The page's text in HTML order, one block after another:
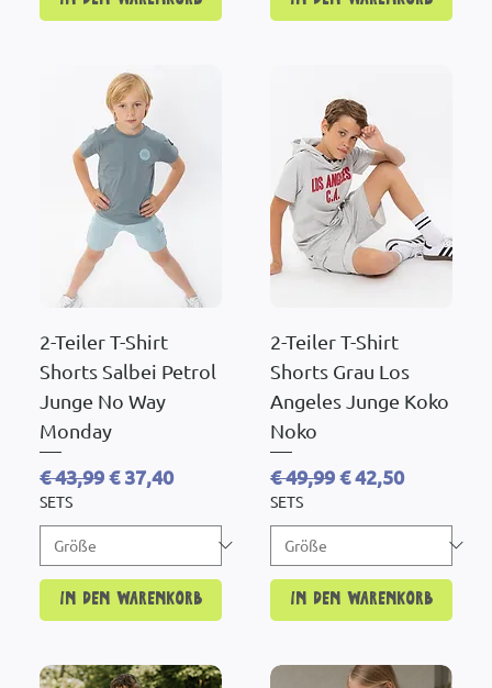
2-Teiler T-Shirt
Shorts Salbei Petrol
Junge No Way
Monday
Standardpreis
€ 43,99Sale-Preis
€ 37,40
SETS
In den Warenkorb
2-Teiler T-Shirt
Shorts Grau Los
Angeles Junge Koko
Noko
Standardpreis
€ 49,99Sale-Preis
€ 42,50
SETS
In den Warenkorb